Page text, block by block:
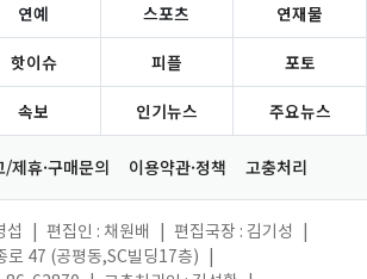
연예 스포츠 연재물
핫이슈 피플 포토
속보 인기뉴스 주요뉴스
/제휴·구매문의 이용약관·정책 고충처리
섭 편집인 : 채원배 편집국장 : 김기성
로 47 (공평동,SC빌딩17층)